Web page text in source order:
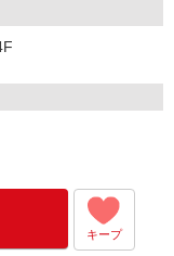
事務所面接と選べま
キープ